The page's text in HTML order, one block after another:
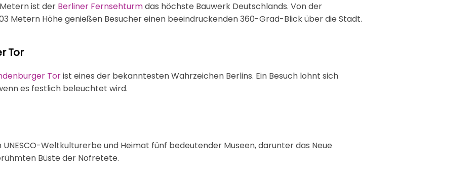
ist der Berliner Fernsehturmdas höchste Bauwerk Deutschlands. Von der
Metern Höhe genießen Besucher einen beeindruckenden 360-Grad-Blick über die Stadt.
Tor
Torist eines der bekanntesten Wahrzeichen Berlins. Ein Besuch lohnt sich
es festlich beleuchtet wird.
UNESCO-Weltkulturerbe und Heimat fünf bedeutender Museen, darunter das Neue
Büste der Nofretete.